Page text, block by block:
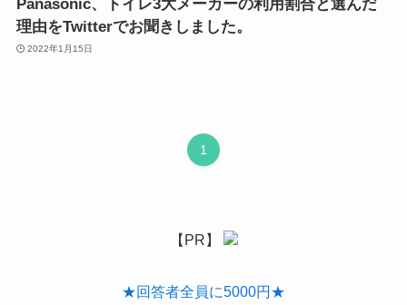
Panasonic、トイレ3大メーカーの利用割合と選んだ
理由をTwitterでお聞きしました。
2022年1月15日
1
【PR】
★回答者全員に5000円★